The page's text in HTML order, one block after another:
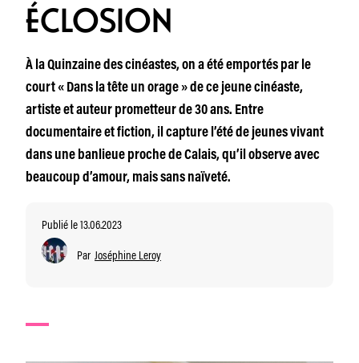
ÉCLOSION
À la Quinzaine des cinéastes, on a été emportés par le
court « Dans la tête un orage » de ce jeune cinéaste,
artiste et auteur prometteur de 30 ans. Entre
documentaire et fiction, il capture l’été de jeunes vivant
dans une banlieue proche de Calais, qu’il observe avec
beaucoup d’amour, mais sans naïveté.
Publié le 13.06.2023
Par Joséphine Leroy